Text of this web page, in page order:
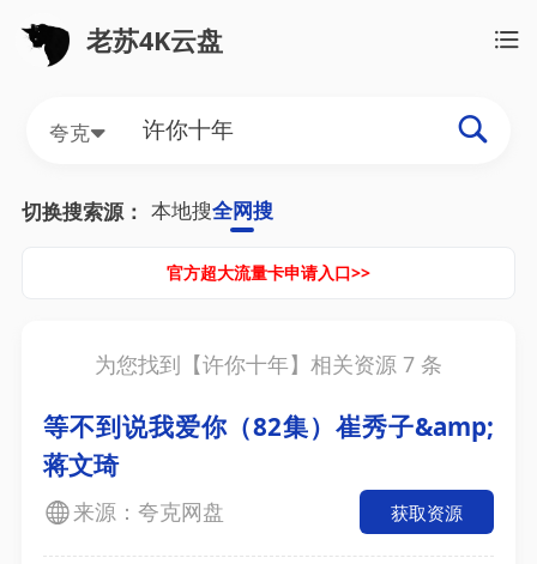
老苏4K云盘
夸克
切换搜索源： 本地搜全网搜
官方超大流量卡申请入口>>
为您找到【许你十年】相关资源 7 条
等不到说我爱你（82集）崔秀子&amp;
蒋文琦
来源：夸克网盘 获取资源